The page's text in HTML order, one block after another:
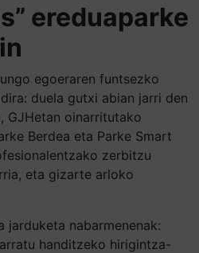
ereduaparke
egoeraren funtsezko
duela gutxi abian jarri den
GJHetan oinarritutako
Berdea eta Parke Smart
zerbitzu
eta gizarte arloko
jarduketa nabarmenenak:
handitzeko hirigintza-